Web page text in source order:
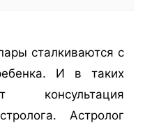
сталкиваются с
И в таких
консультация
Астролог